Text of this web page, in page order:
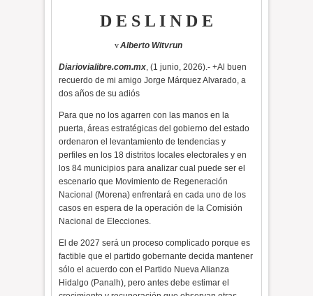
D E S L I N D E
vAlberto Witvrun
Diariovialibre.com.mx, (1 junio, 2026).- +Al buen
recuerdo de mi amigo Jorge Márquez Alvarado, a
dos años de su adiós
Para que no los agarren con las manos en la
puerta, áreas estratégicas del gobierno del estado
ordenaron el levantamiento de tendencias y
perfiles en los 18 distritos locales electorales y en
los 84 municipios para analizar cual puede ser el
escenario que Movimiento de Regeneración
Nacional (Morena) enfrentará en cada uno de los
casos en espera de la operación de la Comisión
Nacional de Elecciones.
El de 2027 será un proceso complicado porque es
factible que el partido gobernante decida mantener
sólo el acuerdo con el Partido Nueva Alianza
Hidalgo (Panalh), pero antes debe estimar el